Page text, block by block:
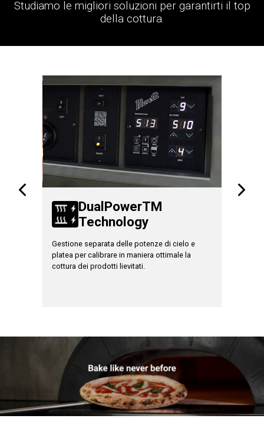
Studiamo le migliori soluzioni per garantirti il top
della cottura.
DualPowerTM
Technology
Gestione separata delle potenze di cielo e
platea per calibrare in maniera ottimale la
cottura dei prodotti lievitati.